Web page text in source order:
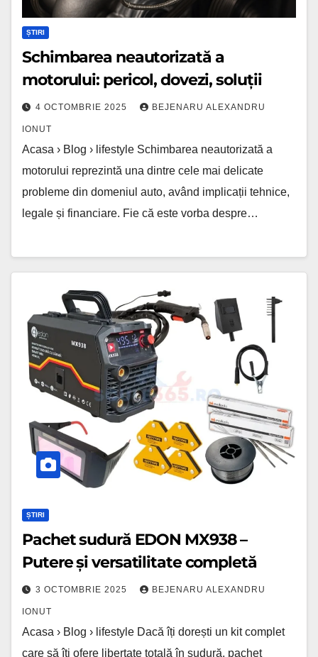
ȘTIRI
Schimbarea neautorizată a
motorului: pericol, dovezi, soluții
4 OCTOMBRIE 2025 BEJENARU ALEXANDRU
IONUT
Acasa › Blog › lifestyle Schimbarea neautorizată a
motorului reprezintă una dintre cele mai delicate
probleme din domeniul auto, având implicații tehnice,
legale și financiare. Fie că este vorba despre…
sudură
EDON
MX938
și
versatilitate
completă
ȘTIRI
Pachet sudură EDON MX938 –
Putere și versatilitate completă
3 OCTOMBRIE 2025 BEJENARU ALEXANDRU
IONUT
Acasa › Blog › lifestyle Dacă îți dorești un kit complet
care să îți ofere libertate totală în sudură, pachet